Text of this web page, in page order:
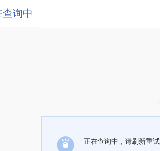
查询中
正在查询中，请刷新重试